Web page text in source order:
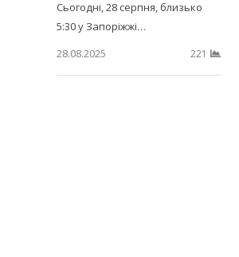
Сьогодні, 28 серпня, близько
5:30 у Запоріжжі…
28.08.2025
221